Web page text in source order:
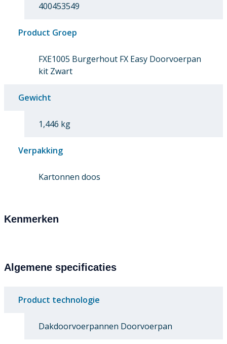
400453549
Product Groep
FXE1005 Burgerhout FX Easy Doorvoerpan
kit Zwart
Gewicht
1,446 kg
Verpakking
Kartonnen doos
Kenmerken
Algemene specificaties
Product technologie
Dakdoorvoerpannen Doorvoerpan